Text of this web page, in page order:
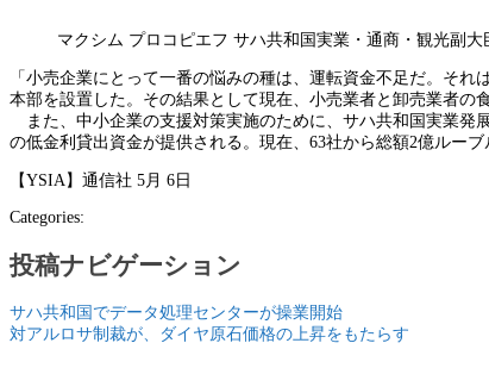
マクシム プロコピエフ サハ共和国実業・通商・観光副大
「小売企業にとって一番の悩みの種は、運転資金不足だ。そ
本部を設置した。その結果として現在、小売業者と卸売業者の
また、中小企業の支援対策実施のために、サハ共和国実業発
の低金利貸出資金が提供される。現在、63社から総額2億ルー
【YSIA】通信社 5月 6日
Categories:
投稿ナビゲーション
サハ共和国でデータ処理センターが操業開始
対アルロサ制裁が、ダイヤ原石価格の上昇をもたらす